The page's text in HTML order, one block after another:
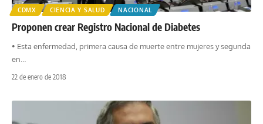
CDMX CIENCIA Y SALUD NACIONAL
Proponen crear Registro Nacional de Diabetes
• Esta enfermedad, primera causa de muerte entre mujeres y segunda
en
22 de enero de 2018